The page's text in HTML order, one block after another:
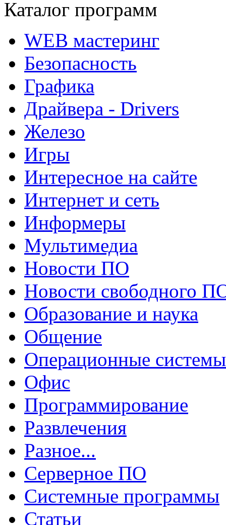
Каталог программ
WEB мастеринг
Безопасность
Графика
Драйвера - Drivers
Железо
Игры
Интересное на сайте
Интернет и сеть
Информеры
Мультимедиа
Новости ПО
Новости свободного
Образование и наука
Общение
Операционные системы
Офис
Программирование
Развлечения
Разное...
Серверное ПО
Системные программы
Статьи